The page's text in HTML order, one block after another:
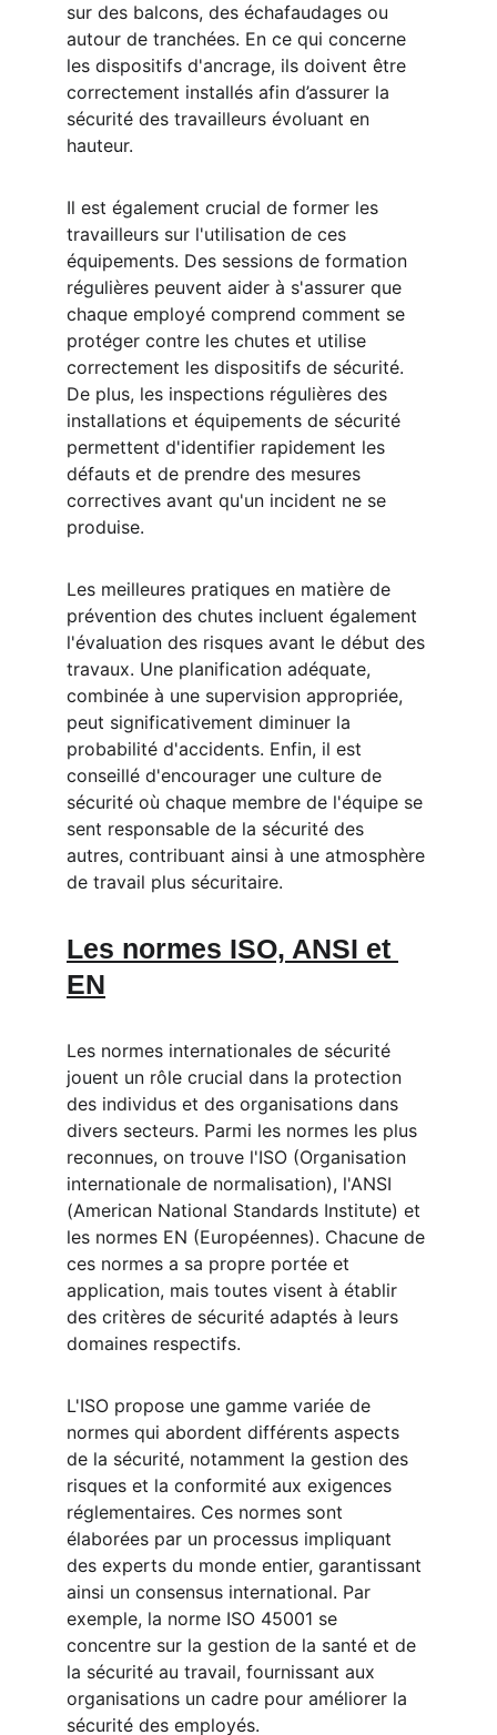
sur des balcons, des échafaudages ou
autour de tranchées. En ce qui concerne
les dispositifs d'ancrage, ils doivent être
correctement installés afin d’assurer la
sécurité des travailleurs évoluant en
hauteur.
Il est également crucial de former les
travailleurs sur l'utilisation de ces
équipements. Des sessions de formation
régulières peuvent aider à s'assurer que
chaque employé comprend comment se
protéger contre les chutes et utilise
correctement les dispositifs de sécurité.
De plus, les inspections régulières des
installations et équipements de sécurité
permettent d'identifier rapidement les
défauts et de prendre des mesures
correctives avant qu'un incident ne se
produise.
Les meilleures pratiques en matière de
prévention des chutes incluent également
l'évaluation des risques avant le début des
travaux. Une planification adéquate,
combinée à une supervision appropriée,
peut significativement diminuer la
probabilité d'accidents. Enfin, il est
conseillé d'encourager une culture de
sécurité où chaque membre de l'équipe se
sent responsable de la sécurité des
autres, contribuant ainsi à une atmosphère
de travail plus sécuritaire.
Les normes ISO, ANSI et
EN
Les normes internationales de sécurité
jouent un rôle crucial dans la protection
des individus et des organisations dans
divers secteurs. Parmi les normes les plus
reconnues, on trouve l'ISO (Organisation
internationale de normalisation), l'ANSI
(American National Standards Institute) et
les normes EN (Européennes). Chacune de
ces normes a sa propre portée et
application, mais toutes visent à établir
des critères de sécurité adaptés à leurs
domaines respectifs.
L'ISO propose une gamme variée de
normes qui abordent différents aspects
de la sécurité, notamment la gestion des
risques et la conformité aux exigences
réglementaires. Ces normes sont
élaborées par un processus impliquant
des experts du monde entier, garantissant
ainsi un consensus international. Par
exemple, la norme ISO 45001 se
concentre sur la gestion de la santé et de
la sécurité au travail, fournissant aux
organisations un cadre pour améliorer la
sécurité des employés.